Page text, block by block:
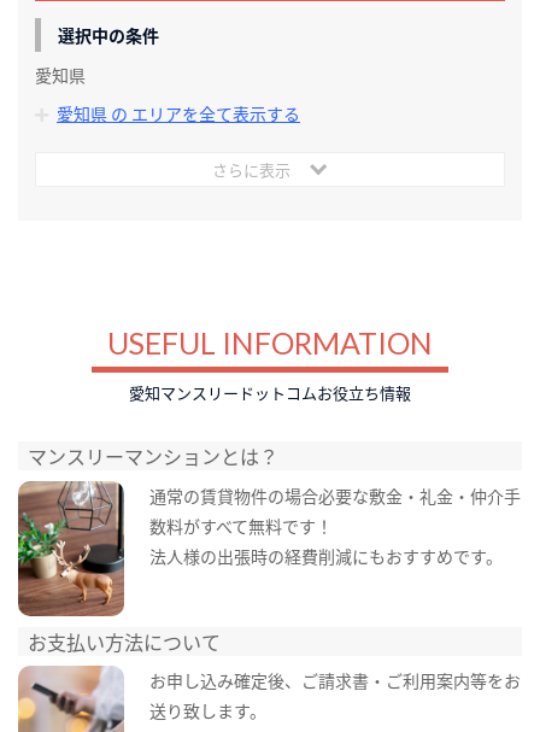
選択中の条件
愛知県
愛知県 の エリアを全て表示する
さらに表示
USEFUL INFORMATION
愛知マンスリードットコムお役立ち情報
マンスリーマンションとは？
通常の賃貸物件の場合必要な敷金・礼金・仲介手
数料がすべて無料です！
法人様の出張時の経費削減にもおすすめです。
お支払い方法について
お申し込み確定後、ご請求書・ご利用案内等をお
送り致します。